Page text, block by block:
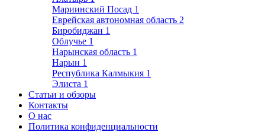
Мариинский Посад 1
Еврейская автономная область 2
Биробиджан 1
Облучье 1
Нарынская область 1
Нарын 1
Республика Калмыкия 1
Элиста 1
Статьи и обзоры
Контакты
О нас
Политика конфиденциальности